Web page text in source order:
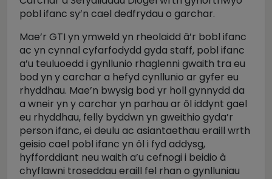
pobl ifanc sy’n cael dedfrydau o garchar.
Mae’r GTI yn ymweld yn rheolaidd â’r bobl ifanc
ac yn cynnal cyfarfodydd gyda staff, pobl ifanc
a’u teuluoedd i gynllunio rhaglenni gwaith tra eu
bod yn y carchar a hefyd cynllunio ar gyfer eu
rhyddhau. Mae’n bwysig bod yr holl gynnydd da
a wneir yn y carchar yn parhau ar ôl iddynt gael
eu rhyddhau, felly byddwn yn gweithio gyda’r
person ifanc, ei deulu ac asiantaethau eraill wrth
geisio cael pobl ifanc yn ôl i fyd addysg,
hyfforddiant neu waith a’u cefnogi i beidio â
chyflawni troseddau eraill fel rhan o gynlluniau